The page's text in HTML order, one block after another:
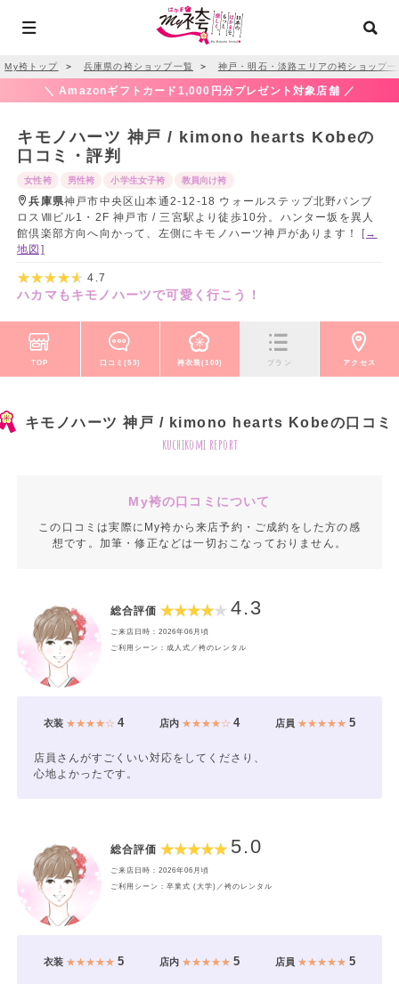
My袴トップ ＞ 兵庫県の袴ショップ一覧 ＞ 神戸・明石・淡路エリアの袴ショップ一
＼ Amazonギフトカード1,000円分プレゼント対象店舗 ／
キモノハーツ 神戸 / kimono hearts Kobeの
口コミ・評判
女性袴 男性袴 小学生女子袴 教員向け袴
兵庫県神戸市中央区山本通2-12-18 ウォールステップ北野パンブ
ロスⅧビル1・2F 神戸市 / 三宮駅より徒歩10分。ハンター坂を異人
館倶楽部方向へ向かって、左側にキモノハーツ神戸があります！[→
地図]
4.7
ハカマもキモノハーツで可愛く行こう！
TOP 口コミ(53) 袴衣装(100) プラン アクセス
キモノハーツ 神戸 / kimono hearts Kobeの口コミ
kuchikomi report
My袴の口コミについて
この口コミは実際にMy袴から来店予約・ご成約をした方の感
想です。加筆・修正などは一切おこなっておりません。
総合評価 4.3
ご来店日時：2026年06月頃
ご利用シーン：成人式／袴のレンタル
衣装★★★★☆ 4 店内★★★★☆ 4 店員 ★★★★★5
店員さんがすごくいい対応をしてくださり、
心地よかったです。
総合評価 5.0
ご来店日時：2026年06月頃
ご利用シーン：卒業式 (大学)／袴のレンタル
衣装★★★★★ 5 店内★★★★★ 5 店員 ★★★★★5